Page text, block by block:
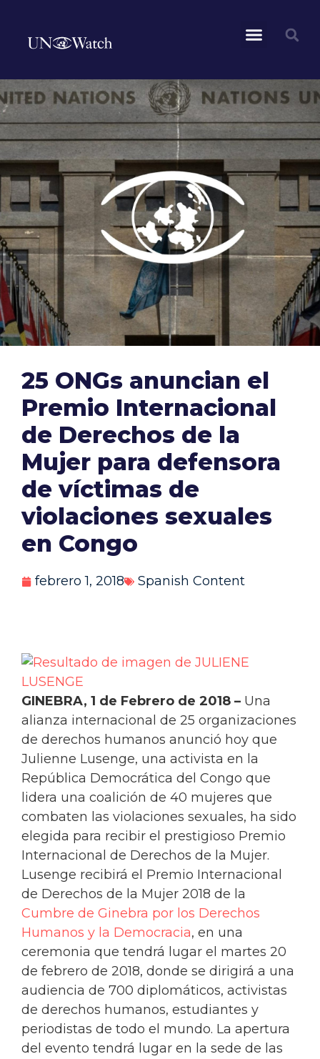
25 ONGs anuncian el
Premio Internacional
de Derechos de la
Mujer para defensora
de víctimas de
violaciones sexuales
en Congo
febrero 1, 2018 Spanish Content
GINEBRA, 1 de Febrero de 2018 – Una
alianza internacional de 25 organizaciones
de derechos humanos anunció hoy que
Julienne Lusenge, una activista en la
República Democrática del Congo que
lidera una coalición de 40 mujeres que
combaten las violaciones sexuales, ha sido
elegida para recibir el prestigioso Premio
Internacional de Derechos de la Mujer.
Lusenge recibirá el Premio Internacional
de Derechos de la Mujer 2018 de la
Cumbre de Ginebra por los Derechos
Humanos y la Democracia, en una
ceremonia que tendrá lugar el martes 20
de febrero de 2018, donde se dirigirá a una
audiencia de 700 diplomáticos, activistas
de derechos humanos, estudiantes y
periodistas de todo el mundo. La apertura
del evento tendrá lugar en la sede de las